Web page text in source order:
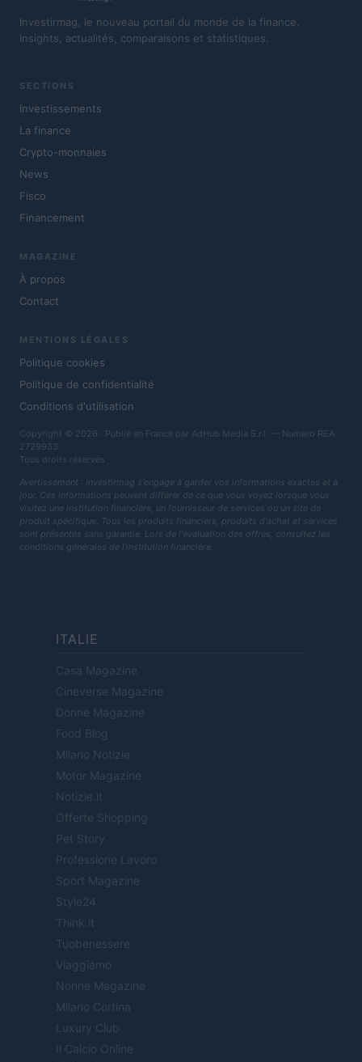
Investirmag, le nouveau portail du monde de la finance.
Insights, actualités, comparaisons et statistiques.
SECTIONS
Investissements
La finance
Crypto-monnaies
News
Fisco
Financement
MAGAZINE
À propos
Contact
MENTIONS LÉGALES
Politique cookies
Politique de confidentialité
Conditions d'utilisation
Copyright © 2026 · Publié en France par AdHub Media S.r.l. — Numero REA
2729933
Tous droits réservés
Avertissement : Investirmag s'engage à garder vos informations exactes et à
jour. Ces informations peuvent différer de ce que vous voyez lorsque vous
visitez une institution financière, un fournisseur de services ou un site de
produit spécifique. Tous les produits financiers, produits d'achat et services
sont présentés sans garantie. Lors de l'évaluation des offres, consultez les
conditions générales de l'institution financière.
ITALIE
Casa Magazine
Cineverse Magazine
Donne Magazine
Food Blog
Milano Notizie
Motor Magazine
Notizie.it
Offerte Shopping
Pet Story
Professione Lavoro
Sport Magazine
Style24
Think.it
Tuobenessere
Viaggiamo
Nonne Magazine
Milano Cortina
Luxury Club
Il Calcio Online